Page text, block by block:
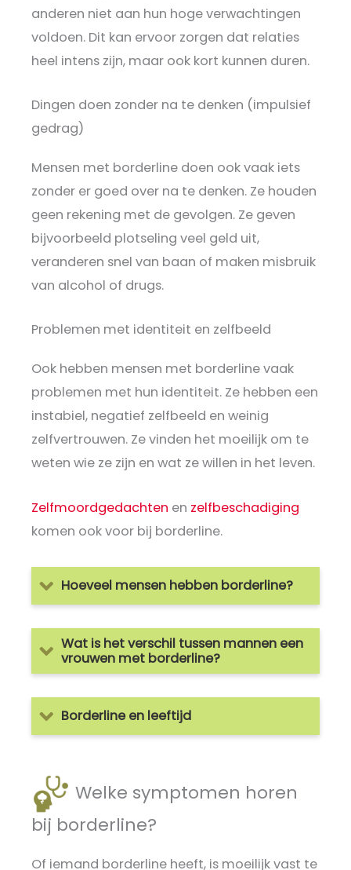
anderen niet aan hun hoge verwachtingen
voldoen. Dit kan ervoor zorgen dat relaties
heel intens zijn, maar ook kort kunnen duren.
Dingen doen zonder na te denken (impulsief
gedrag)
Mensen met borderline doen ook vaak iets
zonder er goed over na te denken. Ze houden
geen rekening met de gevolgen. Ze geven
bijvoorbeeld plotseling veel geld uit,
veranderen snel van baan of maken misbruik
van alcohol of drugs.
Problemen met identiteit en zelfbeeld
Ook hebben mensen met borderline vaak
problemen met hun identiteit. Ze hebben een
instabiel, negatief zelfbeeld en weinig
zelfvertrouwen. Ze vinden het moeilijk om te
weten wie ze zijn en wat ze willen in het leven.
Zelfmoordgedachten en zelfbeschadiging
komen ook voor bij borderline.
Hoeveel mensen hebben borderline?
Wat is het verschil tussen mannen een
vrouwen met borderline?
Borderline en leeftijd
Welke symptomen horen
bij borderline?
Of iemand borderline heeft, is moeilijk vast te